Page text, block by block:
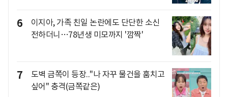
6
이지아, 가족 친일 논란에도 단단한 소신
전하더니…78년생 미모까지 '깜짝'
7
도벽 금쪽이 등장.."나 자꾸 물건을 훔치고
싶어" 충격(금쪽같은)